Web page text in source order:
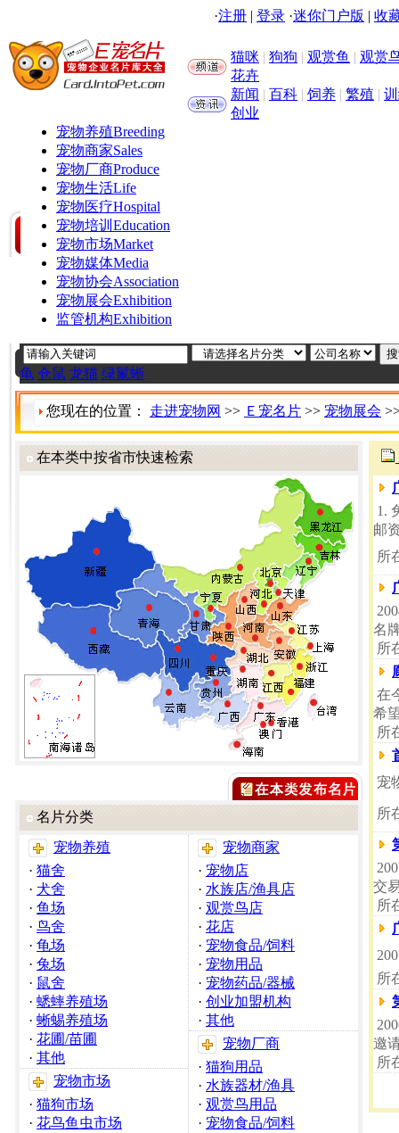
·注册 | 登录 ·迷你门户版 | 收
猫咪 | 狗狗 | 观赏鱼 | 观赏
花卉
新闻 | 百科 | 饲养 | 繁殖 |
创业
宠物养殖Breeding
宠物商家Sales
宠物厂商Produce
宠物生活Life
宠物医疗Hospital
宠物培训 Education
宠物市场Market
宠物媒体Media
宠物协会Association
宠物展会Exhibition
监管机构Exhibition
龟 仓鼠 龙猫 绿鬣蜥
您现在的位置： 走进宠物网 >> Ｅ宠名片 >> 宠物展会
在本类中按省市快速检索
名片分类
宠物养殖
· 猫舍
· 犬舍
· 鱼场
· 鸟舍
· 龟场
· 兔场
· 鼠舍
· 蟋蟀养殖场
· 蜥蜴养殖场
· 花圃/苗圃
· 其他
宠物市场
· 猫狗市场
· 花鸟鱼虫市场
宠物商家
· 宠物店
· 水族店/渔具店
· 观赏鸟店
· 花店
· 宠物食品/饲料
· 宠物用品
· 宠物药品/器械
· 创业加盟机构
· 其他
宠物厂商
· 猫狗用品
· 水族器材/渔具
· 观赏鸟用品
· 宠物食品/饲料
1.
邮
所
名
所
在
希
所
宠
所
交
所
所
邀
所